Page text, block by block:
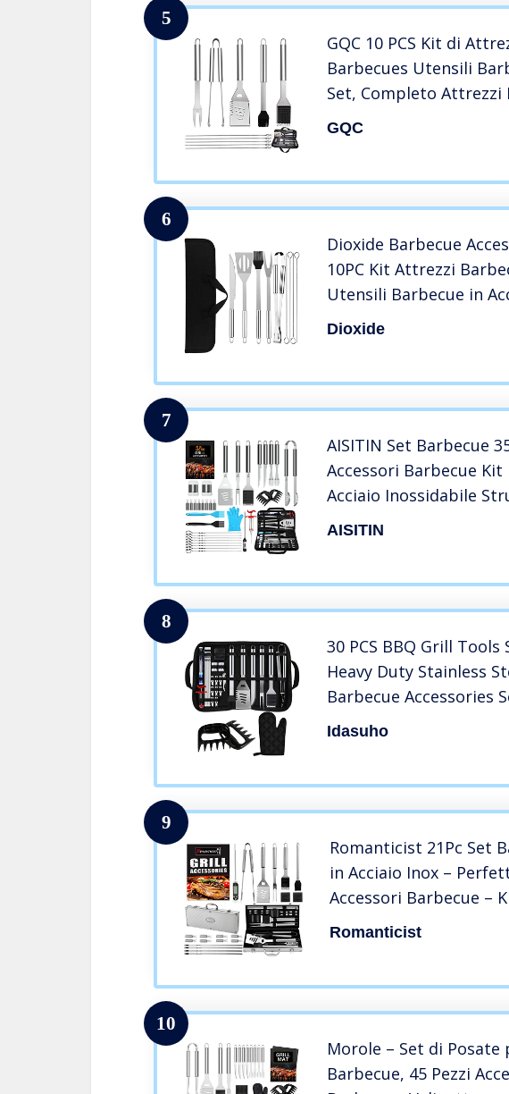
5
GQC 10 PCS Kit di
Barbecues Utensili
Set, Completo Attrezzi
Acciaio Inossidabile
Campeggio/Regalo,
GQC
6
Dioxide Barbecue
10PC Kit Attrezzi
Utensili Barbecue in
Kit BBQ Utensili
Dioxide
7
AISITIN Set Barbecue
Accessori Barbecue Kit
Acciaio Inossidabile
per Uomo e Donna Feste
AISITIN
8
30 PCS BBQ Grill Tools
Heavy Duty Stainless
Barbecue Accessories
borsa da trasporto,
Idasuho
9
Romanticist 21Pc Set
in Acciaio Inox –
Accessori Barbecue –
Barbecue Idee Regalo
Romanticist
10
Morole – Set di Posate
Barbecue, 45 Pezzi